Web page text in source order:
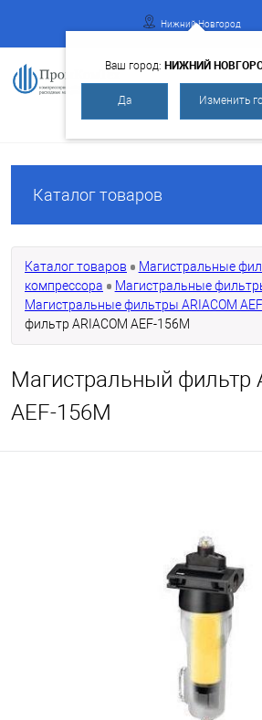
Нижний Новгород
Ваш город: НИЖНИЙ
Да Изменить
Каталог товаров
Каталог товаров
Магистральные
компрессора
Магистральные
Магистральные фильтры ARIACOM AEF
фильтр ARIACOM AEF-156M
Магистральный фильтр
AEF-156M